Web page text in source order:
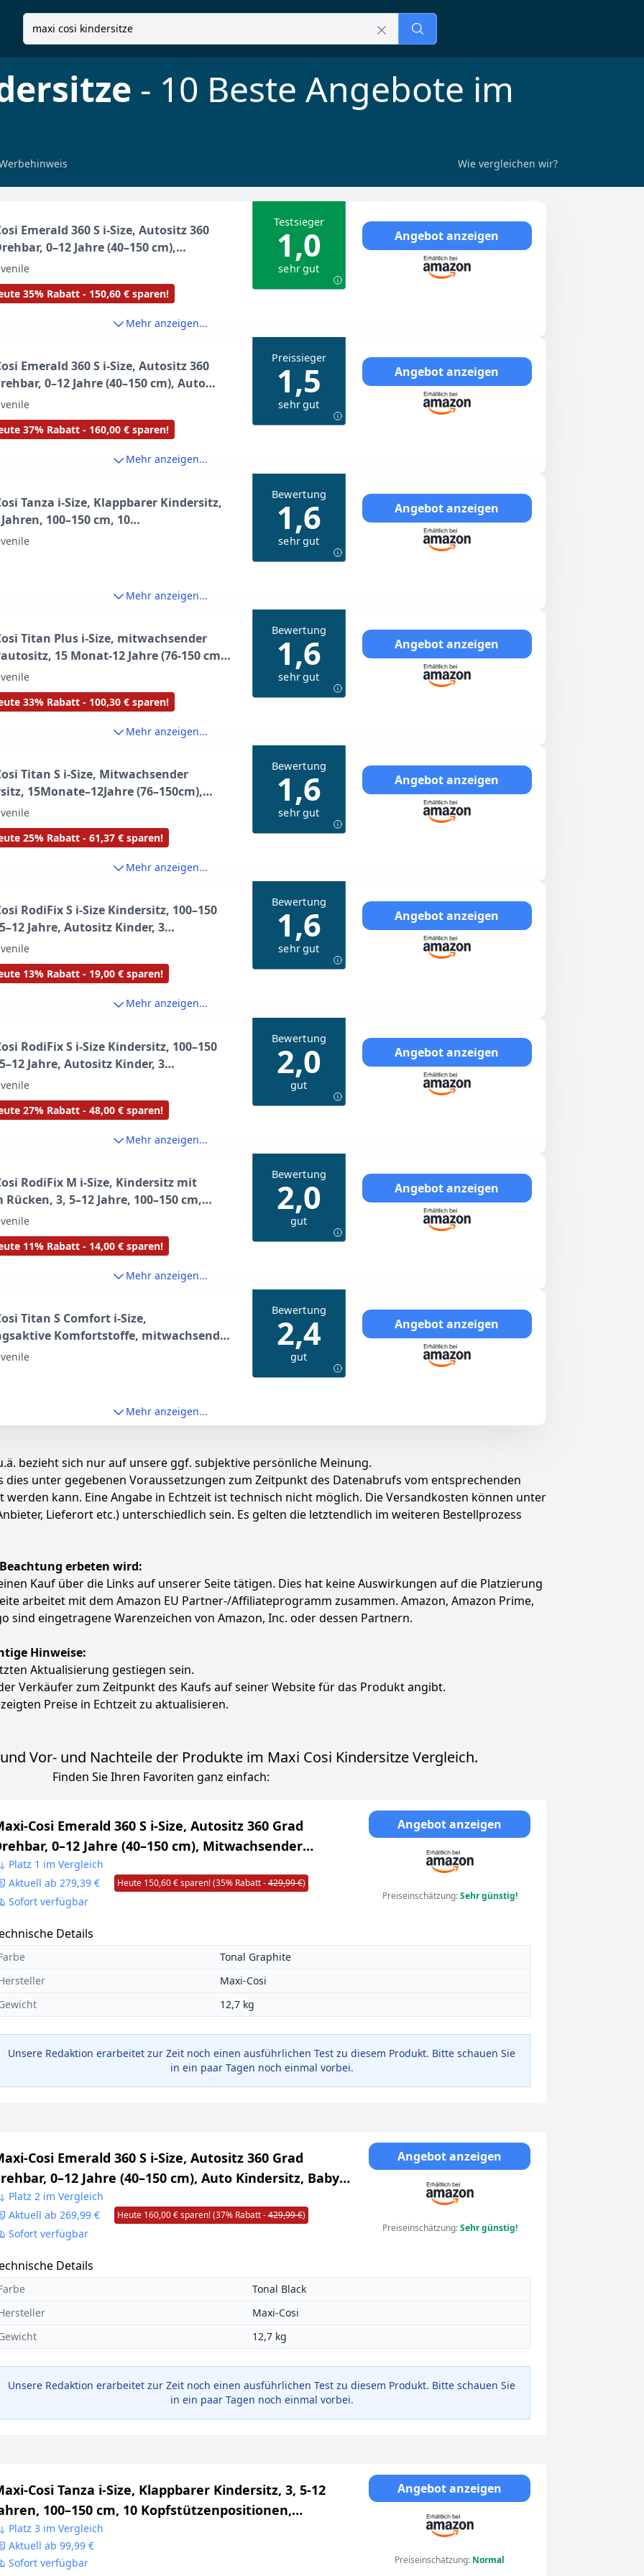
- 10 Beste Angebote im
Wie vergleichen wir?
Emerald 360 S i-Size, Autositz 360
0–12 Jahre (40–150 cm),
Kindersitz 0-36kg, ISOFIX-
4 Liegepositionen, G-CELL
Tonal Graphite
35% Rabatt - 150,60 € sparen!
Testsieger
1,0
sehr gut
Angebot anzeigen
Mehr anzeigen...
Emerald 360 S i-Size, Autositz 360
0–12 Jahre (40–150 cm), Auto
Baby Autositz, FlexiSpin-Drehung, 4
G-CELL Seitenaufprallschutz,
37% Rabatt - 160,00 € sparen!
Preissieger
1,5
sehr gut
Angebot anzeigen
Mehr anzeigen...
Tanza i-Size, Klappbarer Kindersitz,
100–150 cm, 10
Tragbarer
Bewertung
1,6
sehr gut
Angebot anzeigen
Mehr anzeigen...
Titan Plus i-Size, mitwachsender
15 Monat-12 Jahre (76-150 cm),
Seitenaufprallschutz, 4
weiche Schaumstoffpolster in
Authentic Black
33% Rabatt - 100,30 € sparen!
Bewertung
1,6
sehr gut
Angebot anzeigen
Mehr anzeigen...
Titan S i-Size, Mitwachsender
15Monate–12Jahre (76–150cm),
Kindersitz Auto, 5 Sitzpositionen, 13
G-CELL-Schutz, 5-Punkt-
Tonal Black
25% Rabatt - 61,37 € sparen!
Bewertung
1,6
sehr gut
Angebot anzeigen
Mehr anzeigen...
RodiFix S i-Size Kindersitz, 100–150
Jahre, Autositz Kinder, 3
Verstellbare Höhe/Breite, G-
Impact Protection, AirProtect, Tonal
13% Rabatt - 19,00 € sparen!
Bewertung
1,6
sehr gut
Angebot anzeigen
Mehr anzeigen...
RodiFix S i-Size Kindersitz, 100–150
Jahre, Autositz Kinder, 3
Verstellbare Höhe/Breite, G-
Impact Protection, AirProtect, Tonal
27% Rabatt - 48,00 € sparen!
Bewertung
2,0
gut
Angebot anzeigen
Mehr anzeigen...
RodiFix M i-Size, Kindersitz mit
Rücken, 3, 5–12 Jahre, 100–150 cm,
Kindersitz, G-CELL
verstellbare Höhe,
und einfaches Anschnallen, Basic
11% Rabatt - 14,00 € sparen!
Bewertung
2,0
gut
Angebot anzeigen
Mehr anzeigen...
Titan S Comfort i-Size,
Komfortstoffe, mitwachsender
15 Monate–12 Jahre (76–150 cm),
Bewertung
2,4
gut
Angebot anzeigen
Mehr anzeigen...
bezieht sich nur auf unsere ggf. subjektive persönliche Meinung.
unter gegebenen Voraussetzungen zum Zeitpunkt des Datenabrufs vom entsprechenden
kann. Eine Angabe in Echtzeit ist technisch nicht möglich. Die Versandkosten können unter
Lieferort etc.) unterschiedlich sein. Es gelten die letztendlich im weiteren Bestellprozess
erbeten wird:
Kauf über die Links auf unserer Seite tätigen. Dies hat keine Auswirkungen auf die Platzierung
arbeitet mit dem Amazon EU Partner-/Affiliateprogramm zusammen. Amazon, Amazon Prime,
sind eingetragene Warenzeichen von Amazon, Inc. oder dessen Partnern.
Hinweise:
Aktualisierung gestiegen sein.
Verkäufer zum Zeitpunkt des Kaufs auf seiner Website für das Produkt angibt.
Preise in Echtzeit zu aktualisieren.
Vor- und Nachteile der Produkte im Maxi Cosi Kindersitze Vergleich.
Finden Sie Ihren Favoriten ganz einfach:
Cosi Emerald 360 S i-Size, Autositz 360 Grad
0–12 Jahre (40–150 cm), Mitwachsender
0-36kg, ISOFIX-Kindersitz, 4 Liegepositionen,
CELL Seitenaufprallschutz, Tonal Graphite
Platz 1 im Vergleich
Aktuell ab 279,39 €
Heute 150,60 € sparen! (35% Rabatt -429,99 €)
Sofort verfügbar
Angebot anzeigen
Preiseinschätzung:Sehr günstig!
Details
Tonal Graphite
Maxi-Cosi
12,7 kg
Unsere Redaktion erarbeitet zur Zeit noch einen ausführlichen Test zu diesem Produkt. Bitte schauen Sie
in ein paar Tagen noch einmal vorbei.
Cosi Emerald 360 S i-Size, Autositz 360 Grad
0–12 Jahre (40–150 cm), Auto Kindersitz, Baby
FlexiSpin-Drehung, 4 Liegepositionen, G-CELL
Tonal Black
Platz 2 im Vergleich
Aktuell ab 269,99 €
Heute 160,00 € sparen! (37% Rabatt -429,99 €)
Sofort verfügbar
Angebot anzeigen
Preiseinschätzung:Sehr günstig!
Details
Tonal Black
Maxi-Cosi
12,7 kg
Unsere Redaktion erarbeitet zur Zeit noch einen ausführlichen Test zu diesem Produkt. Bitte schauen Sie
in ein paar Tagen noch einmal vorbei.
Cosi Tanza i-Size, Klappbarer Kindersitz, 3, 5-12
100–150 cm, 10 Kopfstützenpositionen,
Reiseautositz, G-CELL Seitenaufprallschutz,
Produktion, Full Black
Platz 3 im Vergleich
Aktuell ab 99,99 €
Sofort verfügbar
Angebot anzeigen
Preiseinschätzung: Normal